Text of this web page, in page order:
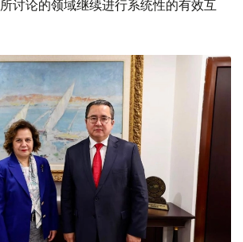
讨论的领域继续进行系统性的有效互